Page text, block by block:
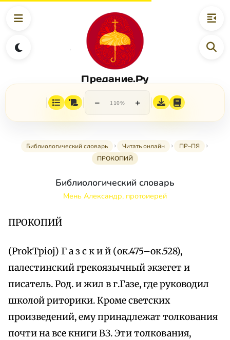
Предание.Ру
− 110% +
Библиологический словарь Читать онлайн
ПР–ПЯ
ПРОКОПИЙ
Библиологический словарь
Мень Александр, протоиерей
ПРОКОПИЙ
(ProkТpioj) Г а з с к и й (ок.475–ок.528),
палестинский грекоязычный экзегет и
писатель. Род. и жил в г.Газе, где руководил
школой риторики. Кроме светских
произведений, ему принадлежат толкования
почти на все книги ВЗ. Эти толкования,